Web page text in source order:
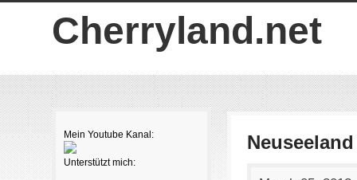
Skip to main content
Cherryland.net
Mein Youtube Kanal:
Unterstützt mich: